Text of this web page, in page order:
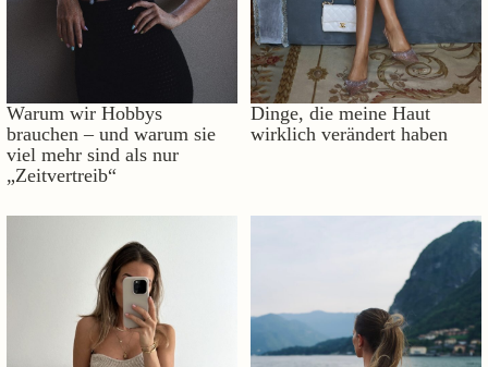
Warum wir Hobbys
brauchen – und warum sie
viel mehr sind als nur
„Zeitvertreib“
Dinge, die meine Haut
wirklich verändert haben